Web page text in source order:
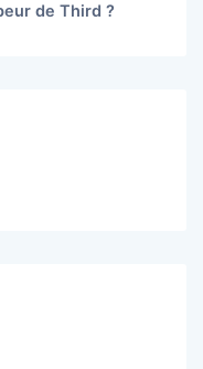
de Third ?